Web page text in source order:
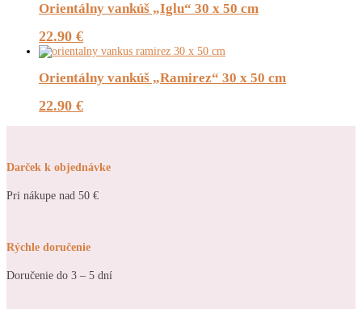
Orientálny vankúš „Iglu“ 30 x 50 cm
22.90 €
Orientálny vankúš „Ramirez“ 30 x 50 cm
22.90 €
Darček k objednávke
Pri nákupe nad 50 €
Rýchle doručenie
Doručenie do 3 – 5 dní